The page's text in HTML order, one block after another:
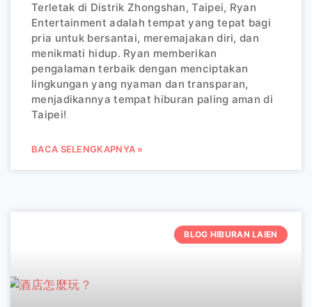
Terletak di Distrik Zhongshan, Taipei, Ryan
Entertainment adalah tempat yang tepat bagi
pria untuk bersantai, meremajakan diri, dan
menikmati hidup. Ryan memberikan
pengalaman terbaik dengan menciptakan
lingkungan yang nyaman dan transparan,
menjadikannya tempat hiburan paling aman di
Taipei!
BACA SELENGKAPNYA »
BLOG HIBURAN LAIEN